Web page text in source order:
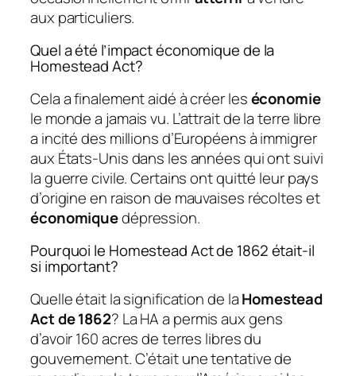
aux particuliers.
Quel a été l’impact économique de la
Homestead Act?
Cela a finalement aidé à créer leséconomie
le monde a jamais vu. L’attrait de la terre libre
a incité des millions d’Européens à immigrer
aux États-Unis dans les années qui ont suivi
la guerre civile. Certains ont quitté leur pays
d’origine en raison de mauvaises récoltes et
économiquedépression.
Pourquoi le Homestead Act de 1862 était-il
si important?
Quelle était la signification de laHomestead
Act de 1862? La HA a permis aux gens
d’avoir 160 acres de terres libres du
gouvernement. C’était une tentative de